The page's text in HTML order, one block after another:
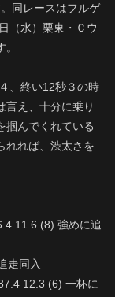
同レースはフルゲ
（水）栗東・Ｃウ
、終い12秒３の時
言え、十分に乗り
掴んでくれている
れれば、渋太さを
11.6 (8) 強めに追
走同入
12.3 (6) 一杯に